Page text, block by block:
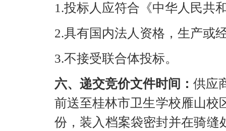
1.投标人应符合《中华人民共
2.具有国内法人资格，生产或
3.不接受联合体投标。
六、递交竞价文件时间 ：供应
前送至桂林市卫生学校雁山校
份，装入档案袋密封并在骑缝